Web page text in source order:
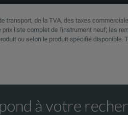
transport, de la TVA, des taxes
liste complet de l'instrument neuf; les
ou selon le produit spécifié disponible.
à votre